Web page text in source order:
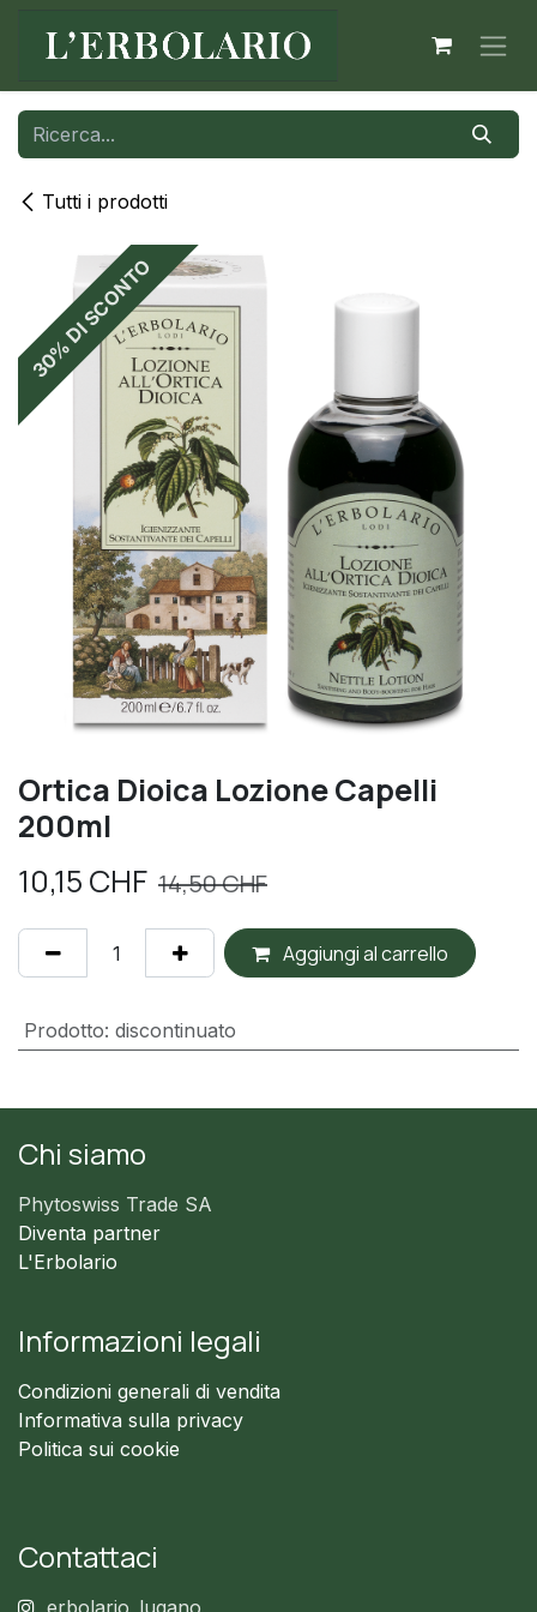
Tutti i prodotti
30% DI SCONTO
Ortica Dioica Lozione Capelli
200ml
10,15 CHF 14,50CHF
Aggiungi al carrello
Prodotto: discontinuato
Chi siamo
Phytoswiss Trade SA
Diventa partner
L'Erbolario
Informazioni legali
Condizioni generali di vendita
Informativa sulla privacy
Politica sui cookie
Contattaci